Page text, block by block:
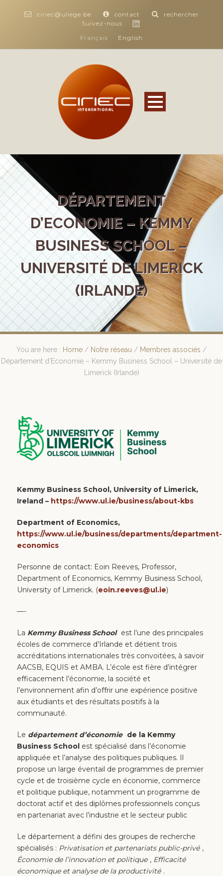
ciriec@uliege.be contact
rechercher
Suivez-nous :
Français
English
DÉPARTEMENT
D’ECONOMIE – KEMMY
BUSINESS SCHOOL –
UNIVERSITÉ DE LIMERICK
(IRLANDE)
You are here : Home / Notre réseau / Membres associés /
Département d’Economie – Kemmy Business School – Université de
Limerick (Irlande)
Kemmy Business School, University of Limerick,
Ireland – https://www.ul.ie/business/about-kbs
Department of Economics,
https://www.ul.ie/business/departments/department-
economics
Personne de contact: Eoin Reeves, Professor,
Department of Economics, Kemmy Business School,
University of Limerick. (eoin.reeves@ul.ie)
—-
La Kemmy Business School est l’une des principales
écoles de commerce d’Irlande et détient trois
accréditations internationales très convoitées, à savoir
AACSB, EQUIS et AMBA. L’école est fière d’intégrer
efficacement l’économie, la société et
l’environnement afin d’offrir une expérience positive
aux étudiants et des résultats positifs à la
communauté.
Le département d’économie de la Kemmy
Business School est spécialisé dans l’économie
appliquée et l’analyse des politiques publiques. Il
propose un large éventail de programmes de premier
cycle et de troisième cycle en économie, commerce
et politique publique, notamment un programme de
doctorat actif et des diplômes professionnels conçus
en partenariat avec l’industrie et le secteur public
Le département a défini des groupes de recherche
spécialisés : Privatisation et partenariats public-privé ,
Économie de l’innovation et politique , Efficacité
économique et analyse de la productivité .